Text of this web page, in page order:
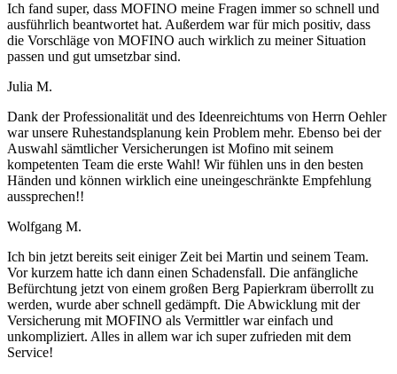
Ich fand super, dass MOFINO meine Fragen immer so schnell und
ausführlich beantwortet hat. Außerdem war für mich positiv, dass
die Vorschläge von MOFINO auch wirklich zu meiner Situation
passen und gut umsetzbar sind.
Julia M.
Dank der Professionalität und des Ideenreichtums von Herrn Oehler
war unsere Ruhestandsplanung kein Problem mehr. Ebenso bei der
Auswahl sämtlicher Versicherungen ist Mofino mit seinem
kompetenten Team die erste Wahl! Wir fühlen uns in den besten
Händen und können wirklich eine uneingeschränkte Empfehlung
aussprechen!!
Wolfgang M.
Ich bin jetzt bereits seit einiger Zeit bei Martin und seinem Team.
Vor kurzem hatte ich dann einen Schadensfall. Die anfängliche
Befürchtung jetzt von einem großen Berg Papierkram überrollt zu
werden, wurde aber schnell gedämpft. Die Abwicklung mit der
Versicherung mit MOFINO als Vermittler war einfach und
unkompliziert. Alles in allem war ich super zufrieden mit dem
Service!